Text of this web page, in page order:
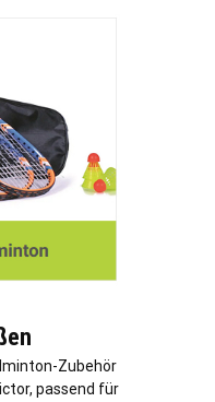
Zubehör
passend für